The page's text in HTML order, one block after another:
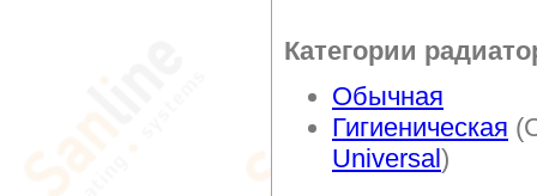
Категории
Обычная
Гигиеническая
Universal)